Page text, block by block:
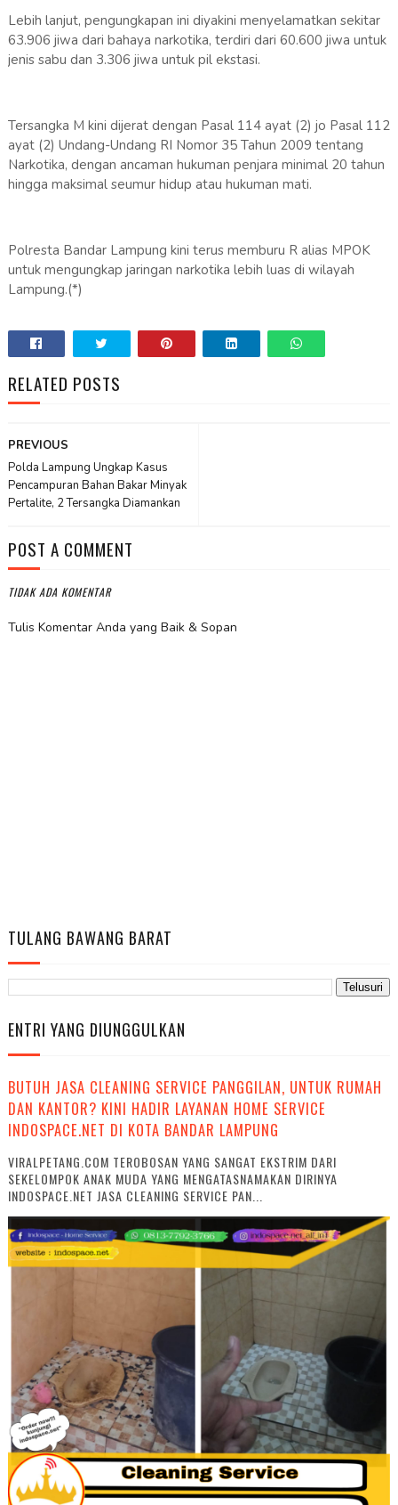
Lebih lanjut, pengungkapan ini diyakini menyelamatkan sekitar
63.906 jiwa dari bahaya narkotika, terdiri dari 60.600 jiwa untuk
jenis sabu dan 3.306 jiwa untuk pil ekstasi.
Tersangka M kini dijerat dengan Pasal 114 ayat (2) jo Pasal 112
ayat (2) Undang-Undang RI Nomor 35 Tahun 2009 tentang
Narkotika, dengan ancaman hukuman penjara minimal 20 tahun
hingga maksimal seumur hidup atau hukuman mati.
Polresta Bandar Lampung kini terus memburu R alias MPOK
untuk mengungkap jaringan narkotika lebih luas di wilayah
Lampung.(*)
RELATED POSTS
PREVIOUS
Polda Lampung Ungkap Kasus
Pencampuran Bahan Bakar Minyak
Pertalite, 2 Tersangka Diamankan
POST A COMMENT
TIDAK ADA KOMENTAR
Tulis Komentar Anda yang Baik & Sopan
TULANG BAWANG BARAT
ENTRI YANG DIUNGGULKAN
BUTUH JASA CLEANING SERVICE PANGGILAN, UNTUK RUMAH
DAN KANTOR? KINI HADIR LAYANAN HOME SERVICE
INDOSPACE.NET DI KOTA BANDAR LAMPUNG
VIRALPETANG.COM TEROBOSAN YANG SANGAT EKSTRIM DARI
SEKELOMPOK ANAK MUDA YANG MENGATASNAMAKAN DIRINYA
INDOSPACE.NET JASA CLEANING SERVICE PAN...